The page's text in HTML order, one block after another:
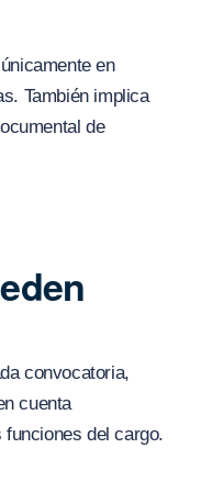
en
También implica
de
convocatoria,
cuenta
del cargo.